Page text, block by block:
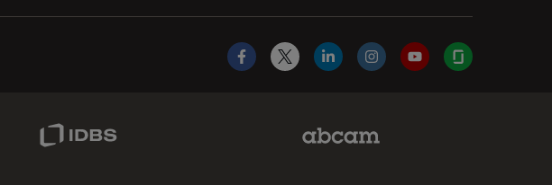
Facebook
X LinkedInInstagramYouTubeGlassdoor
IDBS Link